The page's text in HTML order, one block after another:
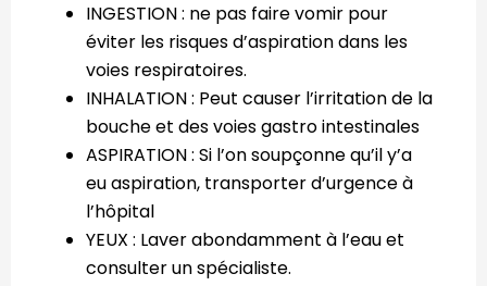
INGESTION : ne pas faire vomir pour
éviter les risques d’aspiration dans les
voies respiratoires.
INHALATION : Peut causer l’irritation de la
bouche et des voies gastro intestinales
ASPIRATION : Si l’on soupçonne qu’il y’a
eu aspiration, transporter d’urgence à
l’hôpital
YEUX : Laver abondamment à l’eau et
consulter un spécialiste.